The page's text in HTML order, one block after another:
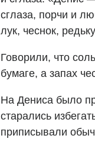
сглаза, порчи и
лук, чеснок,
Говорили, что
бумаге, а запах
На Дениса было
старались
приписывали